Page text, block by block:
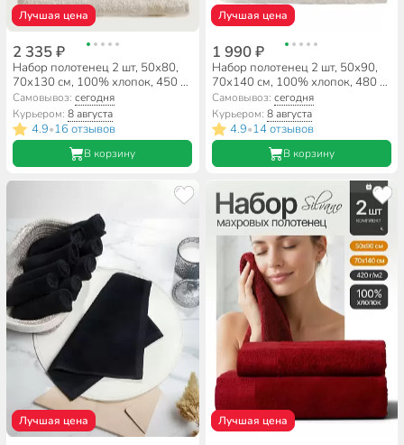
Лучшая цена
2 335 ₽
Набор полотенец 2 шт, 50х80,
70х130 см, 100% хлопок, 450 г/
м2, Silvano, Амели, молочный,
Турция
Самовывоз:сегодня
Курьером:8 августа
4.9•16 отзывов
В корзину
Лучшая цена
1 990 ₽
Набор полотенец 2 шт, 50х90,
70х140 см, 100% хлопок, 480 г/
м2, Silvano, Эмми, молочный,
Турция
Самовывоз: сегодня
Курьером: 8 августа
4.9•14 отзывов
В корзину
Лучшая цена Лучшая цена